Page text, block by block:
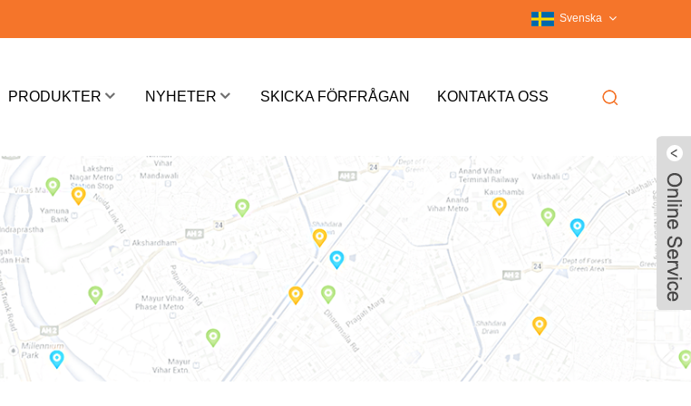
Svenska
PRODUKTER NYHETER SKICKA FÖRFRÅGAN KONTAKTA OSS